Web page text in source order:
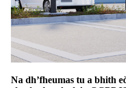
Na dh’fheumas tu a bhith